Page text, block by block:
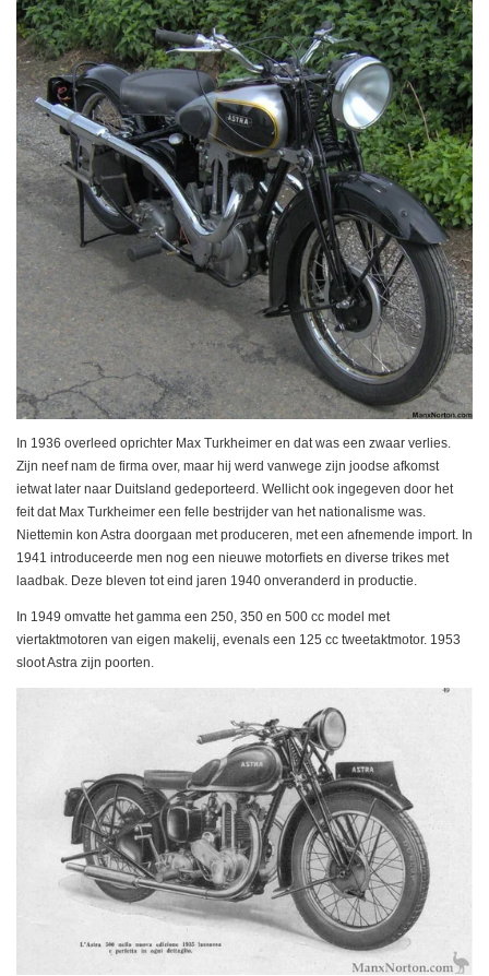
In 1936 overleed oprichter Max Turkheimer en dat was een zwaar verlies.
Zijn neef nam de firma over, maar hij werd vanwege zijn joodse afkomst
ietwat later naar Duitsland gedeporteerd. Wellicht ook ingegeven door het
feit dat Max Turkheimer een felle bestrijder van het nationalisme was.
Niettemin kon Astra doorgaan met produceren, met een afnemende import. In
1941 introduceerde men nog een nieuwe motorfiets en diverse trikes met
laadbak. Deze bleven tot eind jaren 1940 onveranderd in productie.
In 1949 omvatte het gamma een 250, 350 en 500 cc model met
viertaktmotoren van eigen makelij, evenals een 125 cc tweetaktmotor. 1953
sloot Astra zijn poorten.